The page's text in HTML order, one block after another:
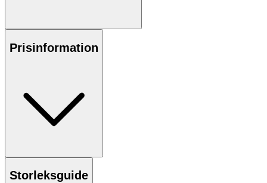
Prisinformation
Storleksguide